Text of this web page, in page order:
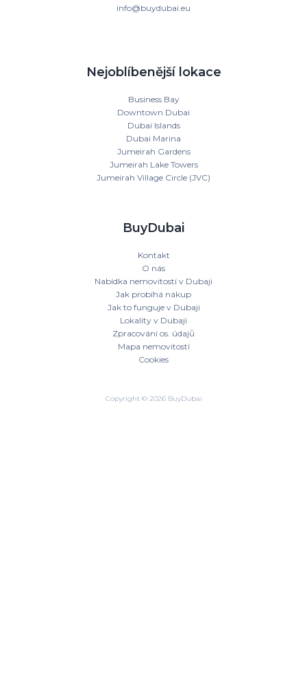
info@buydubai.eu
Nejoblíbenější lokace
Business Bay
Downtown Dubai
Dubai Islands
Dubai Marina
Jumeirah Gardens
Jumeirah Lake Towers
Jumeirah Village Circle (JVC)
BuyDubai
Kontakt
O nás
Nabídka nemovitostí v Dubaji
Jak probíhá nákup
Jak to funguje v Dubaji
Lokality v Dubaji
Zpracování os. údajů
Mapa nemovitostí
Cookies
Copyright © 2026 BuyDubai